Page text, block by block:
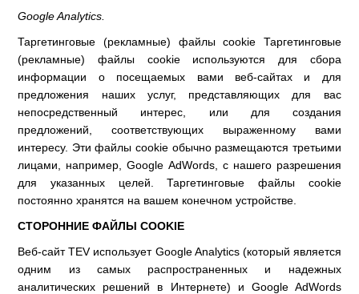
Google Analytics.
Таргетинговые (рекламные) файлы cookie Таргетинговые
(рекламные) файлы cookie используются для сбора
информации о посещаемых вами веб-сайтах и для
предложения наших услуг, представляющих для вас
непосредственный интерес, или для создания
предложений, соответствующих выраженному вами
интересу. Эти файлы cookie обычно размещаются третьими
лицами, например, Google AdWords, с нашего разрешения
для указанных целей. Таргетинговые файлы cookie
постоянно хранятся на вашем конечном устройстве.
СТОРОННИЕ ФАЙЛЫ COOKIE
Веб-сайт TEV использует Google Analytics (который является
одним из самых распространенных и надежных
аналитических решений в Интернете) и Google AdWords